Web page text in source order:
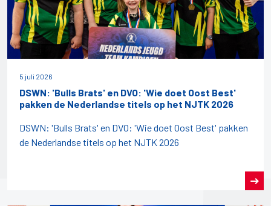
5 juli 2026
DSWN: 'Bulls Brats' en DVO: 'Wie doet Oost Best'
pakken de Nederlandse titels op het NJTK 2026
DSWN: 'Bulls Brats' en DVO: 'Wie doet Oost Best' pakken
de Nederlandse titels op het NJTK 2026